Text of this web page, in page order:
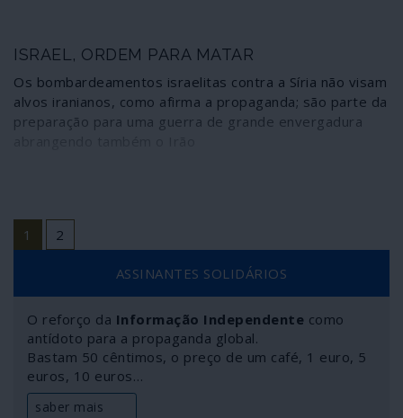
ISRAEL, ORDEM PARA MATAR
Os bombardeamentos israelitas contra a Síria não visam
alvos iranianos, como afirma a propaganda; são parte da
preparação para uma guerra de grande envergadura
1 2
ASSINANTES SOLIDÁRIOS
O reforço da Informação Independente como
antídoto para a propaganda global.
Bastam 50 cêntimos, o preço de um café, 1 euro, 5
euros, 10 euros…
saber mais